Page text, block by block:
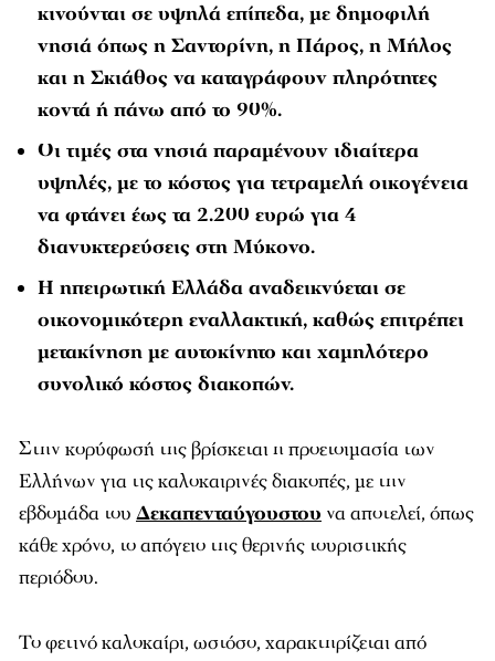
κινούνται σε υψηλά επίπεδα, με δημοφιλή
νησιά όπως η Σαντορίνη, η Πάρος, η Μήλος
και η Σκιάθος να καταγράφουν πληρότητες
κοντά ή πάνω από το 90%.
Οι τιμές στα νησιά παραμένουν ιδιαίτερα
υψηλές, με το κόστος για τετραμελή οικογένεια
να φτάνει έως τα 2.200 ευρώ για 4
διανυκτερεύσεις στη Μύκονο.
Η ηπειρωτική Ελλάδα αναδεικνύεται σε
οικονομικότερη εναλλακτική, καθώς επιτρέπει
μετακίνηση με αυτοκίνητο και χαμηλότερο
συνολικό κόστος διακοπών.
Στην κορύφωσή της βρίσκεται η προετοιμασία των
Ελλήνων για τις καλοκαιρινές διακοπές, με την
εβδομάδα του Δεκαπενταύγουστου να αποτελεί, όπως
κάθε χρόνο, το απόγειο της θερινής τουριστικής
περιόδου.
Το φετινό καλοκαίρι, ωστόσο, χαρακτηρίζεται από